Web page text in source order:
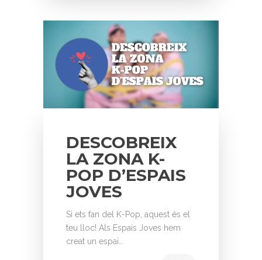
DESCOBREIX
LA ZONA K-
POP D’ESPAIS
JOVES
Si ets fan del K-Pop, aquest és el
teu lloc! Als Espais Joves hem
creat un espai…